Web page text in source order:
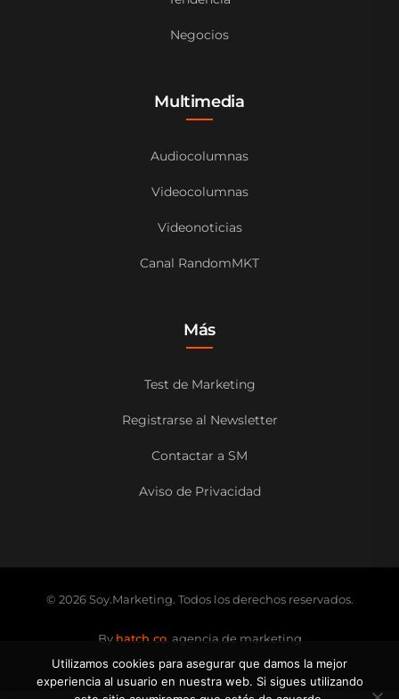
Negocios
Multimedia
Audiocolumnas
Videocolumnas
Videonoticias
Canal RandomMKT
Más
Test de Marketing
Registrarse al Newsletter
Contactar a SM
Aviso de Privacidad
© 2026 Soy.Marketing. Todos los derechos reservados.
By hatch co. agencia de marketing
Utilizamos cookies para asegurar que damos la mejor
experiencia al usuario en nuestra web. Si sigues utilizando